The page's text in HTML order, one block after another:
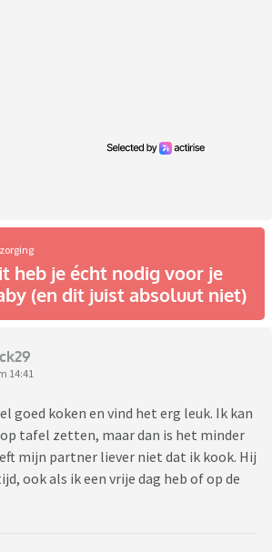
heb je écht nodig voor je
(en dit juist absoluut niet)
14:41
goed koken en vind het erg leuk. Ik kan
tafel zetten, maar dan is het minder
mijn partner liever niet dat ik kook. Hij
ook als ik een vrije dag heb of op de